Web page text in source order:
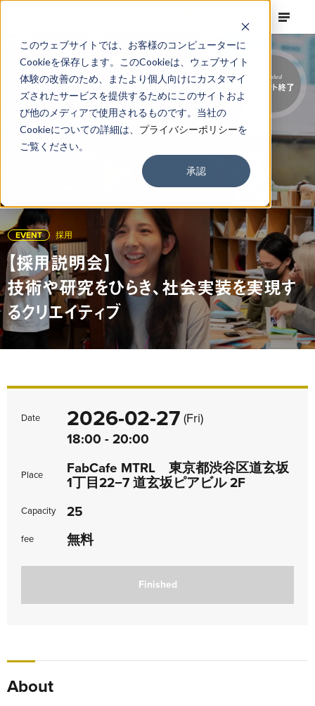
このウェブサイトでは、お客様のコンピューターに
Cookieを保存します。このCookieは、ウェブサイト
体験の改善のため、またより個人向けにカスタマイ
ズされたサービスを提供するためにこのサイトおよ
び他のメディアで使用されるものです。当社の
Cookieについての詳細は、 プライバシーポリシーを
ご覧ください。
承認
EVENT 採用
【採用説明会】
技術や研究をひらき、社会実装を実現す
るクリエイティブ
Finished
イベント終了
Date 2026-02-27 (Fri)
18:00 - 20:00
Place
FabCafe MTRL 東京都渋谷区道玄坂
1丁目22−7 道玄坂ピアビル 2F
Capacity 25
fee 無料
Finished
About